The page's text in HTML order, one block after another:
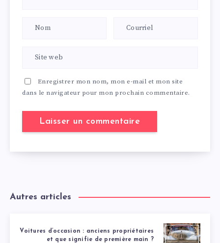
Enregistrer mon nom, mon e-mail et mon site
dans le navigateur pour mon prochain commentaire.
Autres articles
Voitures d’occasion : anciens propriétaires
et que signifie de première main ?